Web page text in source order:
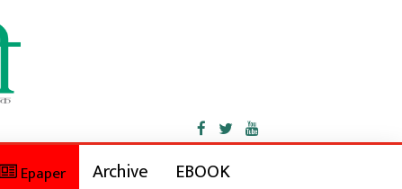
Epaper Archive EBOOK